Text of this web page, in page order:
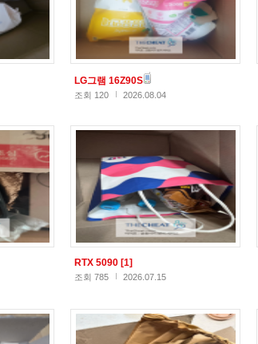
LG그램 16Z90S
조회 120 2026.08.04
RTX 5090 [1]
조회 785 2026.07.15